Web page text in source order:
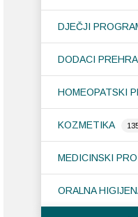
DJEČJI
DODACI
HOMEOPATSKI
KOZMETIKA
MEDICINSKI
ORALNA